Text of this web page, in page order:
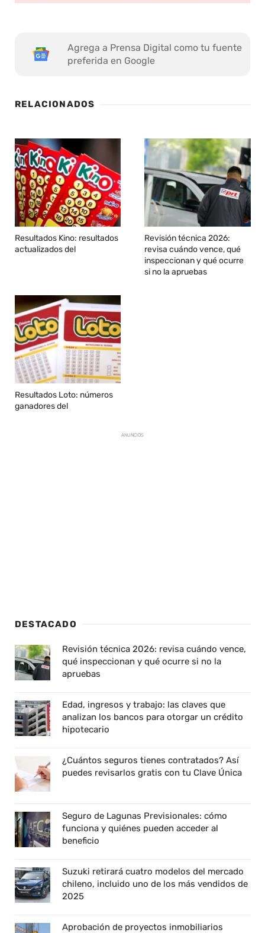
Agrega a Prensa Digital como tu fuente
preferida en Google
RELACIONADOS
Resultados Kino: resultados
actualizados del
Revisión técnica 2026:
revisa cuándo vence, qué
inspeccionan y qué ocurre
si no la apruebas
Resultados Loto: números
ganadores del
ANUNCIOS
DESTACADO
Revisión técnica 2026: revisa cuándo vence,
qué inspeccionan y qué ocurre si no la
apruebas
Edad, ingresos y trabajo: las claves que
analizan los bancos para otorgar un crédito
hipotecario
¿Cuántos seguros tienes contratados? Así
puedes revisarlos gratis con tu Clave Única
Seguro de Lagunas Previsionales: cómo
funciona y quiénes pueden acceder al
beneficio
Suzuki retirará cuatro modelos del mercado
chileno, incluido uno de los más vendidos de
2025
Aprobación de proyectos inmobiliarios